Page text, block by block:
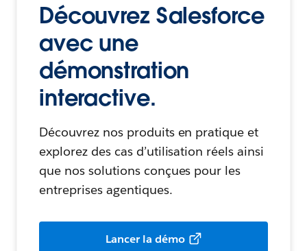
Découvrez Salesforce
avec une
démonstration
interactive.
Découvrez nos produits en pratique et
explorez des cas d’utilisation réels ainsi
que nos solutions conçues pour les
entreprises agentiques.
Lancer la démo